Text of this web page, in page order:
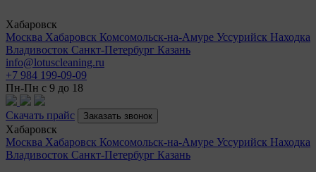
Хабаровск
Москва Хабаровск Комсомольск-на-Амуре Уссурийск Находка
Владивосток Санкт-Петербург Казань
info@lotuscleaning.ru
+7 984 199-09-09
Пн-Пн с 9 до 18
Скачать прайс Заказать звонок
Хабаровск
Москва Хабаровск Комсомольск-на-Амуре Уссурийск Находка
Владивосток Санкт-Петербург Казань